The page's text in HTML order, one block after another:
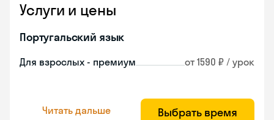
Услуги и цены
Португальский язык
Для взрослых - премиум от 1590 ₽ / урок
Читать дальше Выбрать время